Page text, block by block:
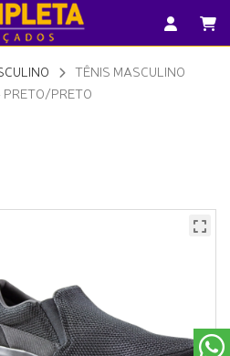
TÊNIS MASCULINO
PRETO/PRETO